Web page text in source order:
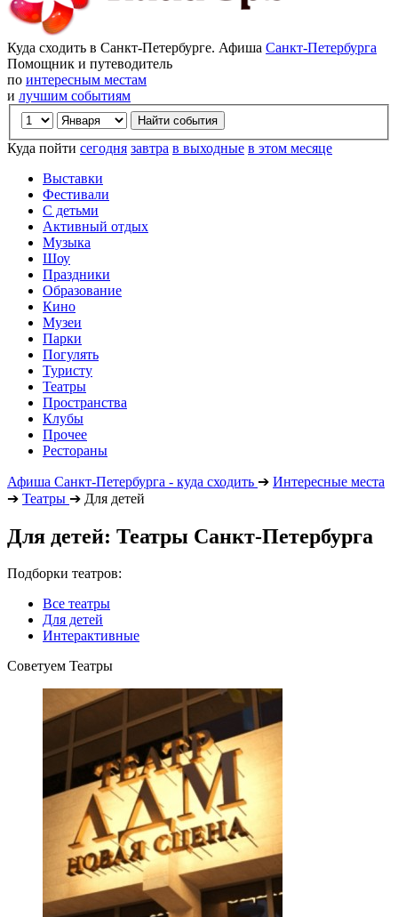
Куда сходить в Санкт-Петербурге. Афиша Санкт-Петербурга
Помощник и путеводитель
по интересным местам
и лучшим событиям
Куда пойти сегодня завтра в выходные в этом месяце
Выставки
Фестивали
С детьми
Активный отдых
Музыка
Шоу
Праздники
Образование
Кино
Музеи
Парки
Погулять
Туристу
Театры
Пространства
Клубы
Прочее
Рестораны
Афиша Санкт-Петербурга - куда сходить ➔ Интересные места
➔ Театры ➔ Для детей
Для детей: Театры Санкт-Петербурга
Подборки театров:
Все театры
Для детей
Интерактивные
Советуем Театры